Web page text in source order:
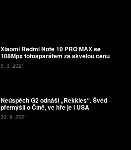
Xiaomi Redmi Note 10 PRO MAX se
108Mpx fotoaparátem za skvělou cenu
9. 3. 2021
Neúspěch G2 odnáší „Rekkles“. Švéd
přemýšlí o Číně, ve hře je i USA
30. 9. 2021